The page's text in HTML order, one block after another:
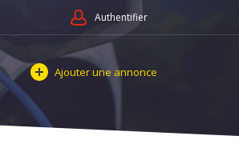
Authentifier
Ajouter une annonce